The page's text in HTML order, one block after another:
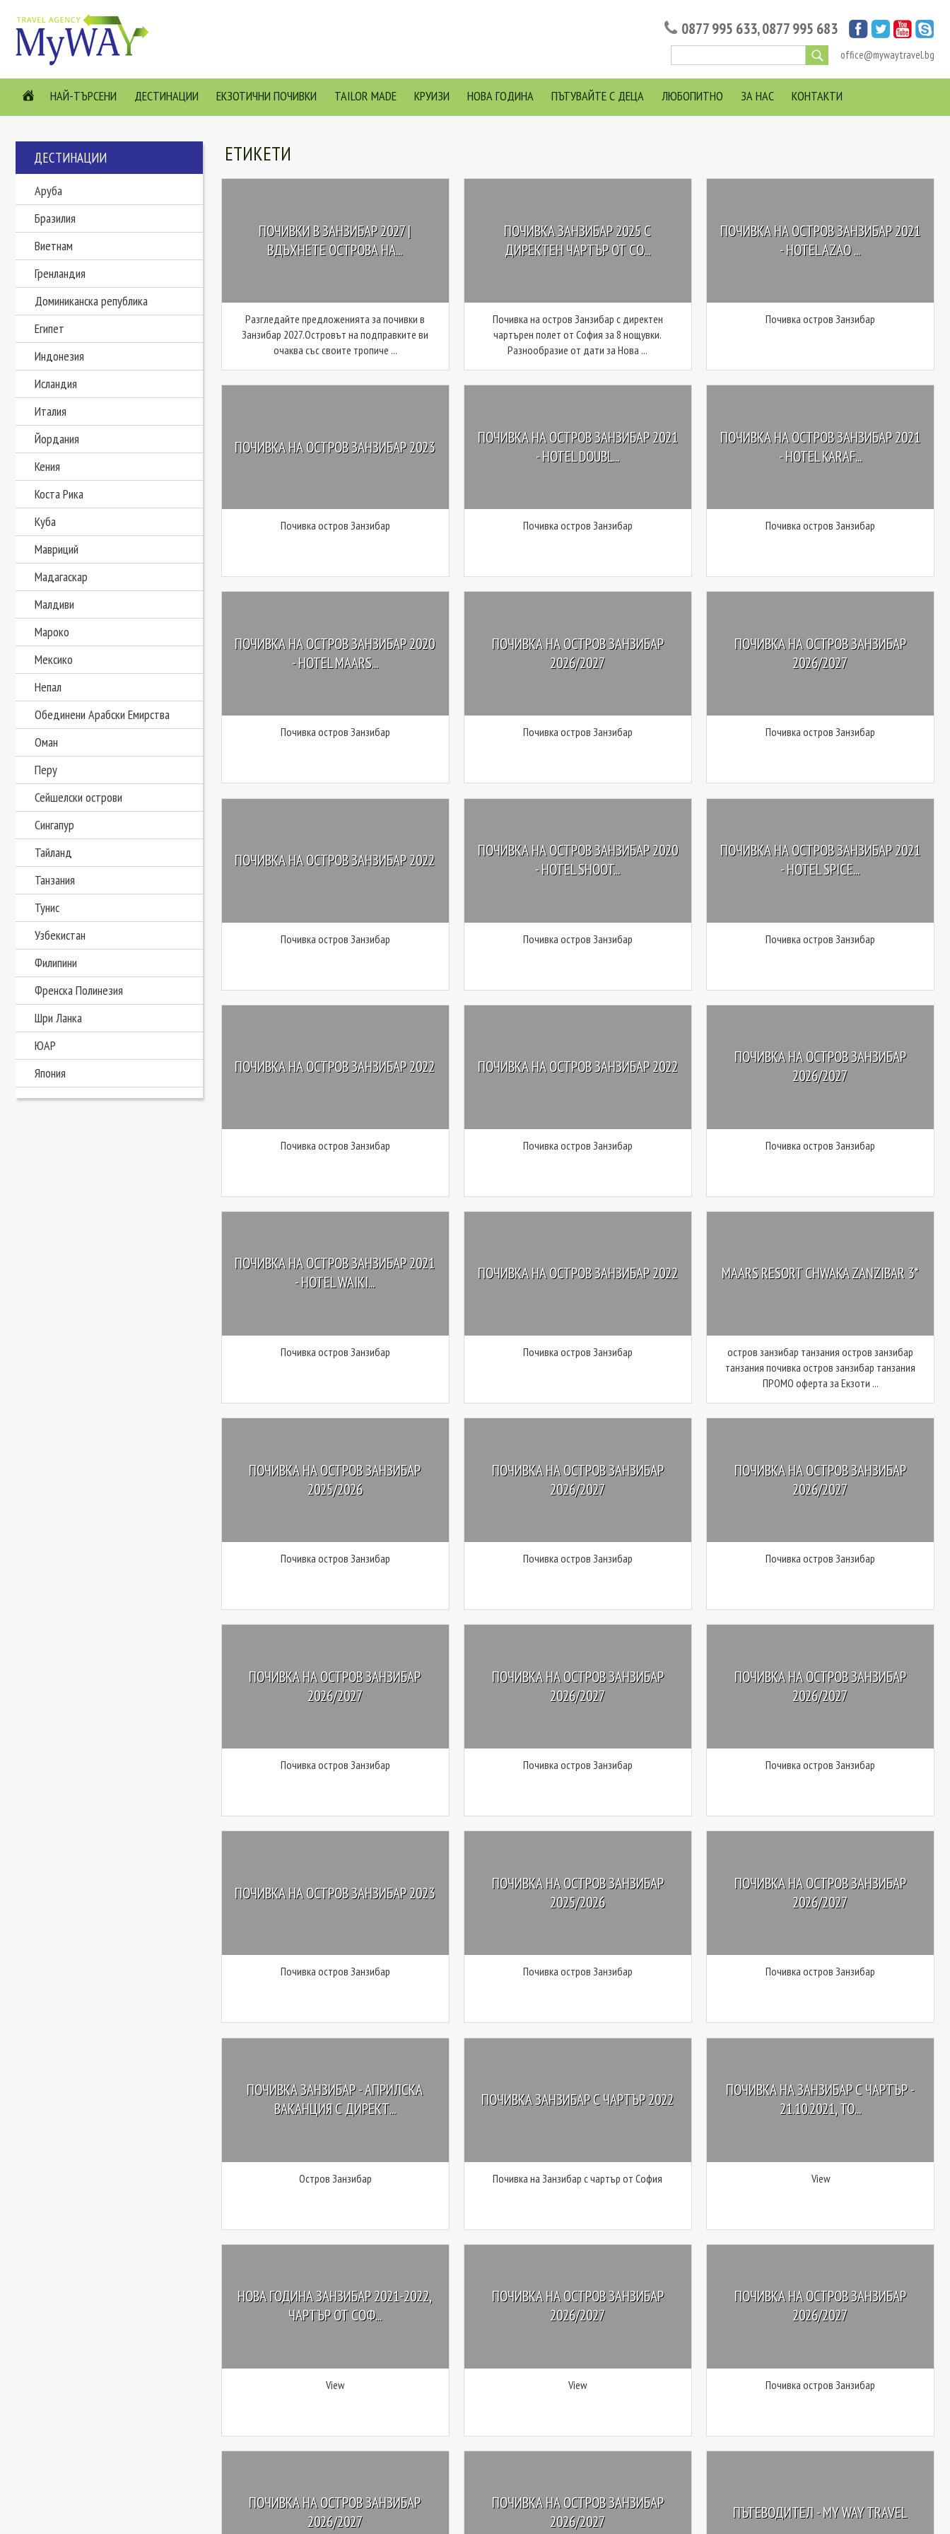
0877 995 633,0877 995 683
office@mywaytravel.bg
НАЙ-ТЪРСЕНИ ДЕСТИНАЦИИ ЕКЗОТИЧНИ ПОЧИВКИ TAILOR MADE КРУИЗИ НОВА ГОДИНА ПЪТУВАЙТЕ С ДЕЦА ЛЮБОПИТНО ЗА НАС КОНТАКТИ
ДЕСТИНАЦИИ
Аруба
Бразилия
Виетнам
Гренландия
Доминиканска република
Египет
Индонезия
Исландия
Италия
Йордания
Кения
Коста Рика
Куба
Мавриций
Мадагаскар
Малдиви
Мароко
Мексико
Непал
Обединени Арабски Емирства
Оман
Перу
Сейшелски острови
Сингапур
Тайланд
Танзания
Тунис
Узбекистан
Филипини
Френска Полинезия
Шри Ланка
ЮАР
Япония
ЕТИКЕТИ
ПОЧИВКИ В ЗАНЗИБАР 2027 |
ВДЪХНЕТЕ ОСТРОВА НА...
Разгледайте предложенията за почивки в
Занзибар 2027.Островът на подправките ви
очаква със своите тропиче ...
ПОЧИВКА ЗАНЗИБАР 2025 С
ДИРЕКТЕН ЧАРТЪР ОТ СО...
Почивка на остров Занзибар с директен
чартърен полет от София за 8 нощувки.
Разнообразие от дати за Нова ...
ПОЧИВКА НА ОСТРОВ ЗАНЗИБАР 2021
- HOTEL AZAO ...
Почивка остров Занзибар
ПОЧИВКА НА ОСТРОВ ЗАНЗИБАР 2023
Почивка остров Занзибар
ПОЧИВКА НА ОСТРОВ ЗАНЗИБАР 2021
- HOTEL DOUBL...
Почивка остров Занзибар
ПОЧИВКА НА ОСТРОВ ЗАНЗИБАР 2021
- HOTEL KARAF...
Почивка остров Занзибар
ПОЧИВКА НА ОСТРОВ ЗАНЗИБАР 2020
- HOTEL MAARS...
Почивка остров Занзибар
ПОЧИВКА НА ОСТРОВ ЗАНЗИБАР
2026/2027
Почивка остров Занзибар
ПОЧИВКА НА ОСТРОВ ЗАНЗИБАР
2026/2027
Почивка остров Занзибар
ПОЧИВКА НА ОСТРОВ ЗАНЗИБАР 2022
Почивка остров Занзибар
ПОЧИВКА НА ОСТРОВ ЗАНЗИБАР 2020
- HOTEL SHOOT...
Почивка остров Занзибар
ПОЧИВКА НА ОСТРОВ ЗАНЗИБАР 2021
- HOTEL SPICE...
Почивка остров Занзибар
ПОЧИВКА НА ОСТРОВ ЗАНЗИБАР 2022
Почивка остров Занзибар
ПОЧИВКА НА ОСТРОВ ЗАНЗИБАР 2022
Почивка остров Занзибар
ПОЧИВКА НА ОСТРОВ ЗАНЗИБАР
2026/2027
Почивка остров Занзибар
ПОЧИВКА НА ОСТРОВ ЗАНЗИБАР 2021
- HOTEL WAIKI...
Почивка остров Занзибар
ПОЧИВКА НА ОСТРОВ ЗАНЗИБАР 2022
Почивка остров Занзибар
MAARS RESORT CHWAKA ZANZIBAR 3*
остров занзибар танзания остров занзибар
танзания почивка остров занзибар танзания
ПРОМО оферта за Екзоти ...
ПОЧИВКА НА ОСТРОВ ЗАНЗИБАР
2025/2026
Почивка остров Занзибар
ПОЧИВКА НА ОСТРОВ ЗАНЗИБАР
2026/2027
Почивка остров Занзибар
ПОЧИВКА НА ОСТРОВ ЗАНЗИБАР
2026/2027
Почивка остров Занзибар
ПОЧИВКА НА ОСТРОВ ЗАНЗИБАР
2026/2027
Почивка остров Занзибар
ПОЧИВКА НА ОСТРОВ ЗАНЗИБАР
2026/2027
Почивка остров Занзибар
ПОЧИВКА НА ОСТРОВ ЗАНЗИБАР
2026/2027
Почивка остров Занзибар
ПОЧИВКА НА ОСТРОВ ЗАНЗИБАР 2023
Почивка остров Занзибар
ПОЧИВКА НА ОСТРОВ ЗАНЗИБАР
2025/2026
Почивка остров Занзибар
ПОЧИВКА НА ОСТРОВ ЗАНЗИБАР
2026/2027
Почивка остров Занзибар
ПОЧИВКА ЗАНЗИБАР - АПРИЛСКА
ВАКАНЦИЯ С ДИРЕКТ...
Остров Занзибар
ПОЧИВКА ЗАНЗИБАР С ЧАРТЪР 2022
Почивка на Занзибар с чартър от София
ПОЧИВКА НА ЗАНЗИБАР С ЧАРТЪР -
21.10.2021, ТО...
View
НОВА ГОДИНА ЗАНЗИБАР 2021-2022,
ЧАРТЪР ОТ СОФ...
View
ПОЧИВКА НА ОСТРОВ ЗАНЗИБАР
2026/2027
View
ПОЧИВКА НА ОСТРОВ ЗАНЗИБАР
2026/2027
Почивка остров Занзибар
ПОЧИВКА НА ОСТРОВ ЗАНЗИБАР
2026/2027
ПОЧИВКА НА ОСТРОВ ЗАНЗИБАР
2026/2027
ПЪТЕВОДИТЕЛ - MY WAY TRAVEL